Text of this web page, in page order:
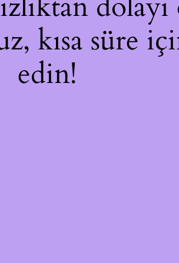
kısa süre
edin!